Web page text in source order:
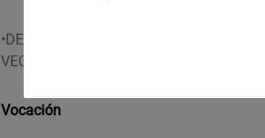
•DEA en el año 2007 con la
VECTORIALES PLANOS”
Vocación